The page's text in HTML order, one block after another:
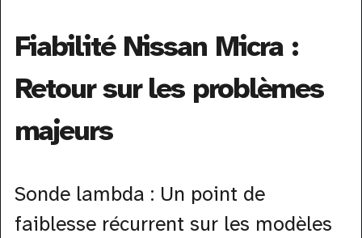
Fiabilité Nissan Micra :
Retour sur les problèmes
majeurs
Sonde lambda : Un point de
faiblesse récurrent sur les modèles